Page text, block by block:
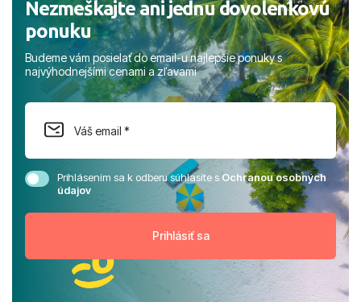
Nezmeškajte ani jednu dovolenkovú
ponuku
Budeme vám posielať do email-u najlepšie ponuky s
najvýhodnejšími cenami a zľavami
Prihlásením sa k odberu súhlasíte sOchranou osobných
údajov